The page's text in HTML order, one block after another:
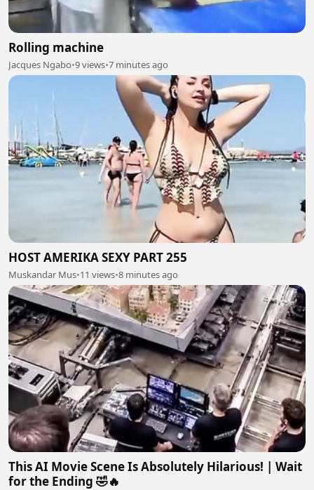
Rolling machine
Jacques Ngabo•9 views•7 minutes ago
HOST AMERIKA SEXY PART 255
Muskandar Mus•11 views•8 minutes ago
This AI Movie Scene Is Absolutely Hilarious! | Wait
for the Ending 🤣🔥